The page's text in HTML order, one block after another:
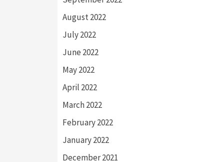
August 2022
July 2022
June 2022
May 2022
April 2022
March 2022
February 2022
January 2022
December 2021